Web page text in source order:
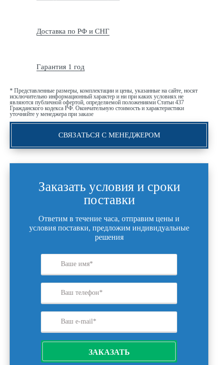
Доставка по РФ и СНГ
Гарантия 1 год
* Представленные размеры, комплектации и цены, указанные на сайте, носят
исключительно информационный характер и ни при каких условиях не
являются публичной офертой, определяемой положениями Статьи 437
Гражданского кодекса РФ. Окончательную стоимость и характеристики
уточняйте у менеджера при заказе
СВЯЗАТЬСЯ С МЕНЕДЖЕРОМ
Заказать условия и сроки
поставки
Ответим в течение часа, отправим цены и
условия поставки, предложим индивидуальные
решения
ЗАКАЗАТЬ